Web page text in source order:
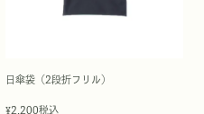
日傘袋（2段折フリル）
¥2,200税込